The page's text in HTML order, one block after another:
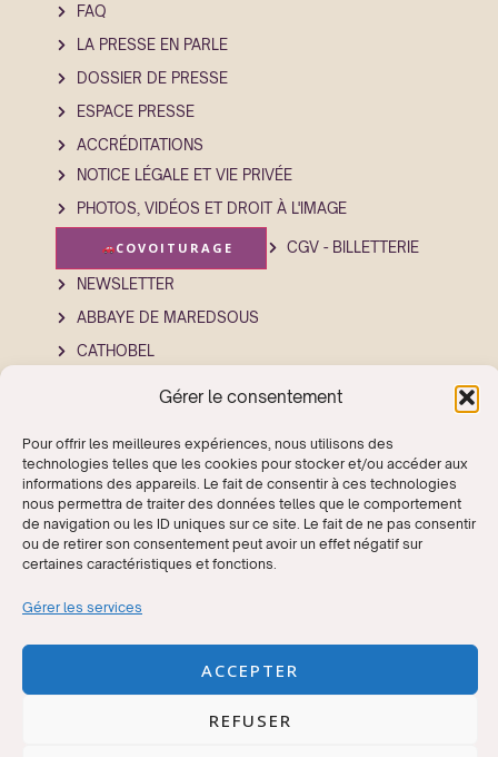
Gérer le consentement
Pour offrir les meilleures expériences, nous utilisons des
technologies telles que les cookies pour stocker et/ou accéder aux
informations des appareils. Le fait de consentir à ces technologies
nous permettra de traiter des données telles que le comportement
de navigation ou les ID uniques sur ce site. Le fait de ne pas consentir
ou de retirer son consentement peut avoir un effet négatif sur
certaines caractéristiques et fonctions.
Gérer les services
ACCEPTER
REFUSER
FAQ
LA PRESSE EN PARLE
DOSSIER DE PRESSE
ESPACE PRESSE
ACCRÉDITATIONS
NOTICE LÉGALE ET VIE PRIVÉE
PHOTOS, VIDÉOS ET DROIT À L'IMAGE
COVOITURAGE CGV - BILLETTERIE
NEWSLETTER
ABBAYE DE MAREDSOUS
CATHOBEL
2026 MAREDSOUS SOUND FESTIVAL – TOUS DROITS
RÉSERVÉS –FESTIVAL ORGANISÉ PAR L’ABBAYE DE
N° D’ENTREPRISE : BE 0407.585.882